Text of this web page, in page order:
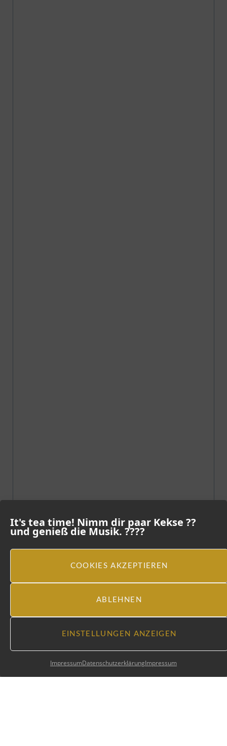
It's tea time! Nimm dir paar Kekse ??
und genieß die Musik. ????
COOKIES AKZEPTIEREN
ABLEHNEN
EINSTELLUNGEN ANZEIGEN
ImpressumDatenschutzerklärungImpressum
Instagram